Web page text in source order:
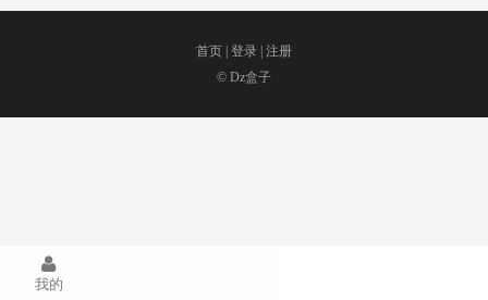
首页 登录 注册
© Dz盒子
我的